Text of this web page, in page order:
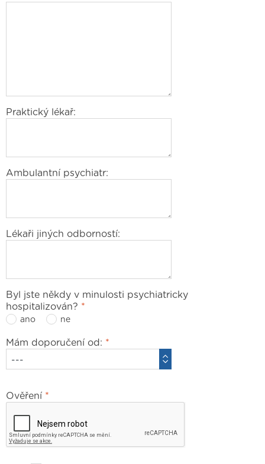
Praktický lékař:
Ambulantní psychiatr:
Lékaři jiných odborností:
Byl jste někdy v minulosti psychiatricky
hospitalizován? *
ano ne
Mám doporučení od: *
Ověření *